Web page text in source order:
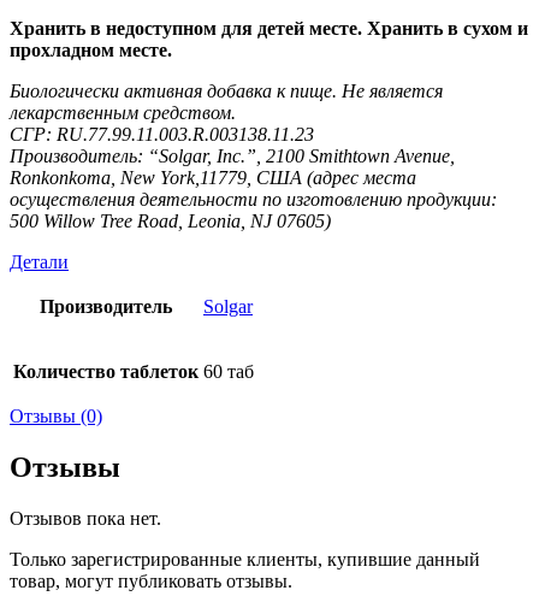
Хранить в недоступном для детей месте. Хранить в сухом и
прохладном месте.
Биологически активная добавка к пище. Не является
лекарственным средством.
СГР: RU.77.99.11.003.R.003138.11.23
Производитель: “Solgar, Inc.”, 2100 Smithtown Avenue,
Ronkonkoma, New York,11779, США (адрес места
осуществления деятельности по изготовлению продукции:
500 Willow Tree Road, Leonia, NJ 07605)
Детали
Производитель Solgar
Количество таблеток 60 таб
Отзывы (0)
Отзывы
Отзывов пока нет.
Только зарегистрированные клиенты, купившие данный
товар, могут публиковать отзывы.